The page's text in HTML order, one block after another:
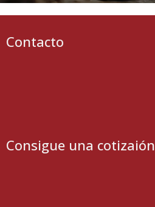
Contacto
Consigue una cotizaión